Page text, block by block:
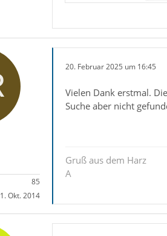
85
1. Okt. 2014
20. Februar 2025 um 16:45
Vielen Dank erstmal.
Suche aber nicht
Gruß aus dem Harz
A